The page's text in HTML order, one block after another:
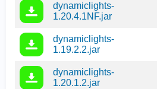
dynamiclights-
1.20.4.1NF.jar
dynamiclights-
1.19.2.2.jar
dynamiclights-
1.20.1.2.jar